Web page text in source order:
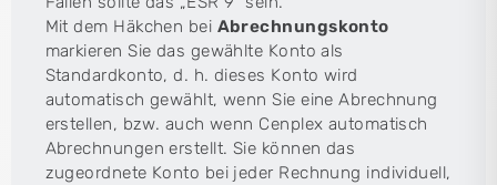
Mit dem Häkchen bei Abrechnungskonto
markieren Sie das gewählte Konto als
Standardkonto, d. h. dieses Konto wird
automatisch gewählt, wenn Sie eine Abrechnung
erstellen, bzw. auch wenn Cenplex automatisch
Abrechnungen erstellt. Sie können das
zugeordnete Konto bei jeder Rechnung individuell,